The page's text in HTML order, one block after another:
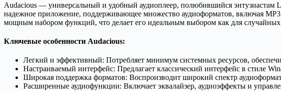
Audacious — универсальный и удобный аудиоплеер, полюбившийся энтузиастам
надежное приложение, поддерживающее множество аудиоформатов, включая
мощным набором функций, что делает его идеальным выбором как для случайных
Ключевые особенности Audacious:
Легкий и эффективный: Потребляет минимум системных ресурсов,
Настраиваемый интерфейс: Предлагает классический интерфейс в стиле
Широкая поддержка форматов: Воспроизводит широкий спектр
Расширенные аудиофункции: Включает эквалайзер, аудиоэффекты и